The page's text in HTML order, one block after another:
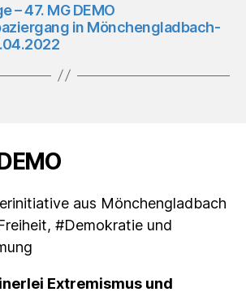
– 47. MG DEMO
in Mönchengladbach-
aus Mönchengladbach
#Demokratie und
Extremismus und